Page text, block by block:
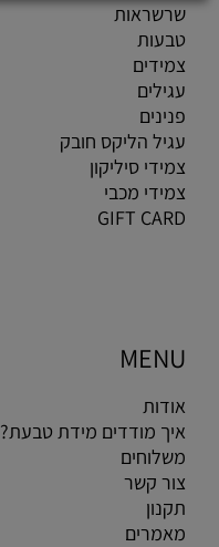
שרשראות
טבעות
צמידים
עגילים
פנינים
עגיל הליקס חובק
צמידי סיליקון
צמידי מכבי
GIFT CARD
MENU
אודות
איך מודדים מידת טבעת?
משלוחים
צור קשר
תקנון
מאמרים